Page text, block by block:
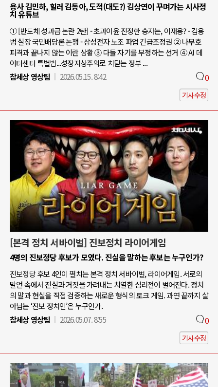
용사 김민하, 힐러 김동아, 도적(대도?) 김상연이 꾸며가는 시사정
치 유튜브
① [반도체 성과급 논란 2탄] - 초과이윤 진정한 승자는, 이재용? - 김용
범 실장 국민배당론 논쟁 - 삼성전자 노조 파업 긴급조정권 ② 나무호
피격과 끝나지 않는 이란 상황 ③ 다들 자기를 부정하는 선거 ④ AI 데
이터센터 특별법...성장지상주의로 치닫는 정부 ...
참세상 영상팀
2026.05.15. 8:42 0
기사수정
[본격 정치 서바이벌] 진보정치 라이어게임
4명의 진보정당 후보가 모였다. 진실을 말하는 후보는 누구인가?
진보정당 후보 4인이 펼치는 본격 정치 서바이벌, 라이어게임. 서로의
발언 속에서 진실과 거짓을 가려내는 치열한 심리전이 벌어진다. 정치
의 말과 현실을 직접 검증하는 새로운 형식의 토크 게임. 과연 끝까지 살
아남는 ‘진보 정치인’은 누구인가.
참세상 영상팀
2026.05.07. 8:55 0
기사수정